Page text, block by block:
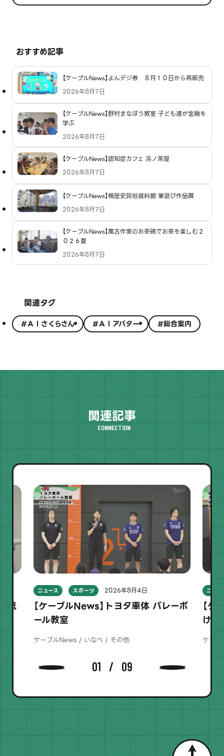
おすすめ記事
【ケーブルNews】よんデジ券 ８月１０日から再販売
2026年8月7日
【ケーブルNews】野村まなぼう教室 子ども達が金融を
学ぶ
2026年8月7日
【ケーブルNews】認知症カフェ 浜ノ茶屋
2026年8月7日
【ケーブルNews】楠歴史民俗資料館 筆遊び作品展
2026年8月7日
【ケーブルNews】萬古作家のお茶碗でお茶を楽しむ２
０２６夏
2026年8月7日
関連タグ
#ＡＩさくらさん #ＡＩアバター #総合案内
関連記事
CONNECTION
流
ニュース スポーツ 2026年8月4日
【ケーブルNews】トヨタ車体 バレーボ
ール教室
ケーブルNews / いなべ / その他
ニュー
【
け太
ケー
01 09